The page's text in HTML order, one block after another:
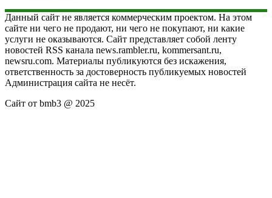
Данный сайт не является коммерческим проектом. На этом
сайте ни чего не продают, ни чего не покупают, ни какие
услуги не оказываются. Сайт представляет собой ленту
новостей RSS канала news.rambler.ru, kommersant.ru,
newsru.com. Материалы публикуются без искажения,
ответственность за достоверность публикуемых новостей
Администрация сайта не несёт.
Сайт от bmb3 @ 2025